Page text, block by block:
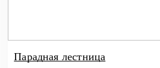
Парадная лестница